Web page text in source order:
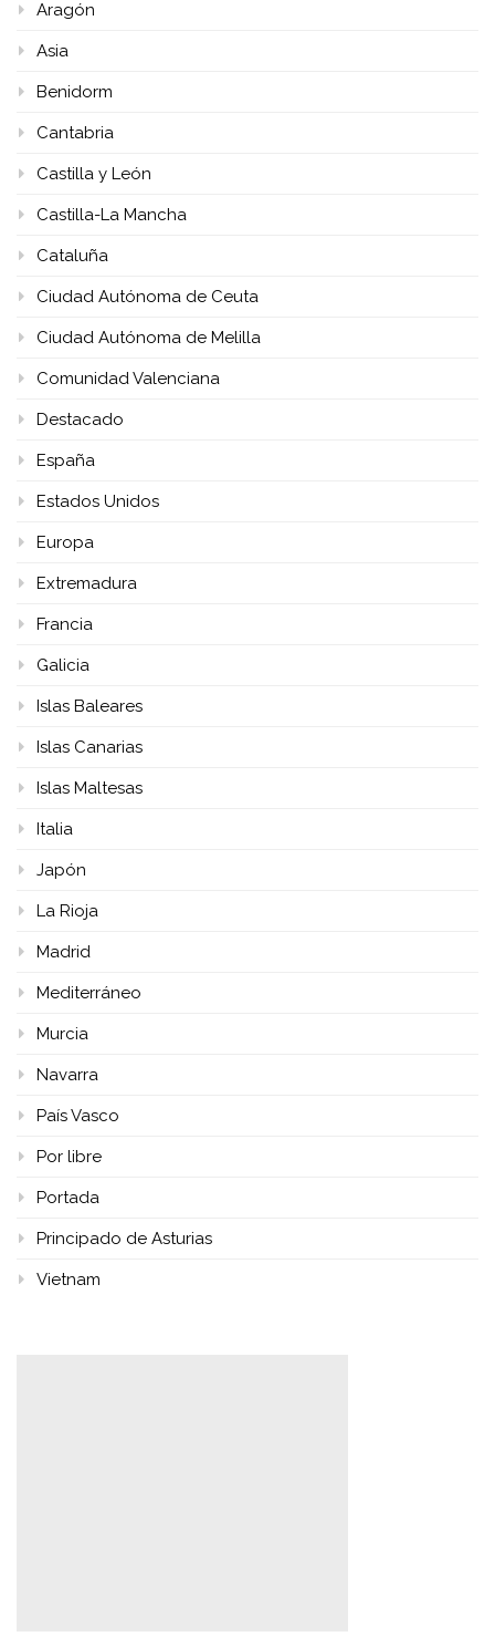
Aragón
Asia
Benidorm
Cantabria
Castilla y León
Castilla-La Mancha
Cataluña
Ciudad Autónoma de Ceuta
Ciudad Autónoma de Melilla
Comunidad Valenciana
Destacado
España
Estados Unidos
Europa
Extremadura
Francia
Galicia
Islas Baleares
Islas Canarias
Islas Maltesas
Italia
Japón
La Rioja
Madrid
Mediterráneo
Murcia
Navarra
País Vasco
Por libre
Portada
Principado de Asturias
Vietnam